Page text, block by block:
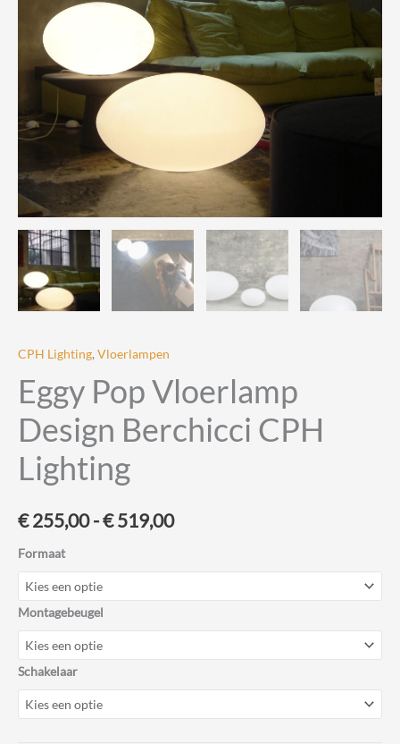
CPH Lighting,Vloerlampen
Eggy Pop Vloerlamp
Design Berchicci CPH
Lighting
€255,00 -€519,00Prijsklasse:
Formaat
Montagebeugel
Schakelaar